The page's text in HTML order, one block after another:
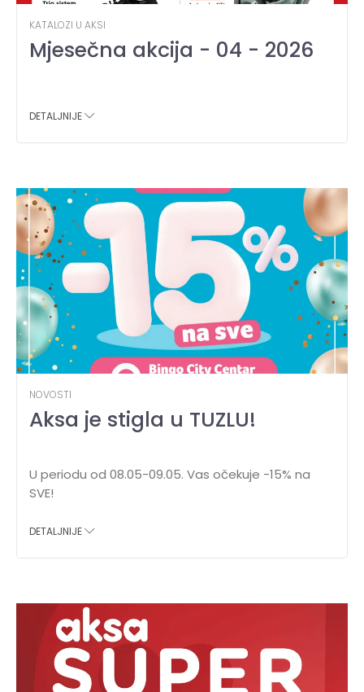
KATALOZI U AKSI
Mjesečna akcija - 04 - 2026
DETALJNIJE
NOVOSTI
Aksa je stigla u TUZLU!
U periodu od 08.05-09.05. Vas očekuje -15% na
SVE!
DETALJNIJE